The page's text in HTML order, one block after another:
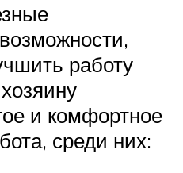
работу
и комфортное
среди них: